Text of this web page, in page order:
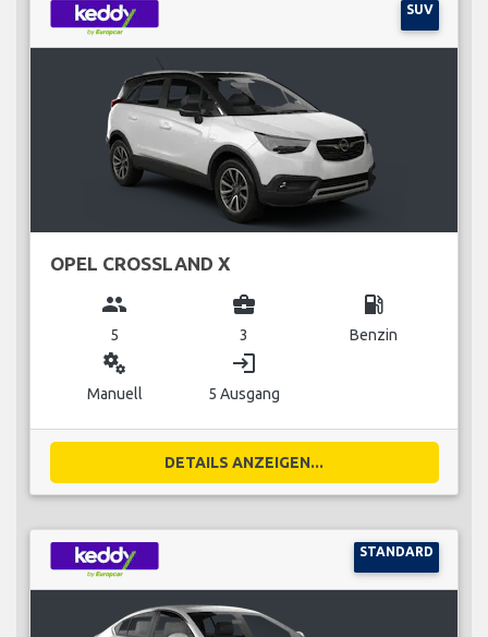
SUV
OPEL CROSSLAND X
group
5
business_center
3
local_gas_station
Benzin
miscellaneous_services
Manuell
login
5 Ausgang
DETAILS ANZEIGEN...
STANDARD